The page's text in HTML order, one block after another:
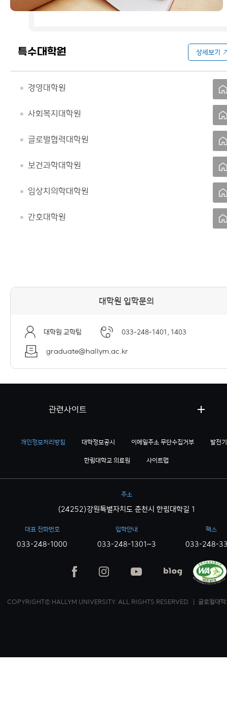
특수대학원 상세보기
경영대학원
사회복지대학원
글로벌협력대학원
보건과학대학원
임상치의학대학원
간호대학원
대학원 입학문의
대학원 교학팀 033-248-1401, 1403
graduate@hallym.ac.kr
개인정보처리방침 대학정보공시 이메일주소 무단수집거부 발전
한림대학교 의료원 사이트맵
관련사이트
주소
(24252)강원특별자치도 춘천시 한림대학길 1
대표 전화번호
033-248-1000
입학안내
033-248-1301~3
팩스
033-248-
COPYRIGHT© HALLYM UNIVERSITY. ALL RIGHTS RESERVED. ｜ 글로컬대